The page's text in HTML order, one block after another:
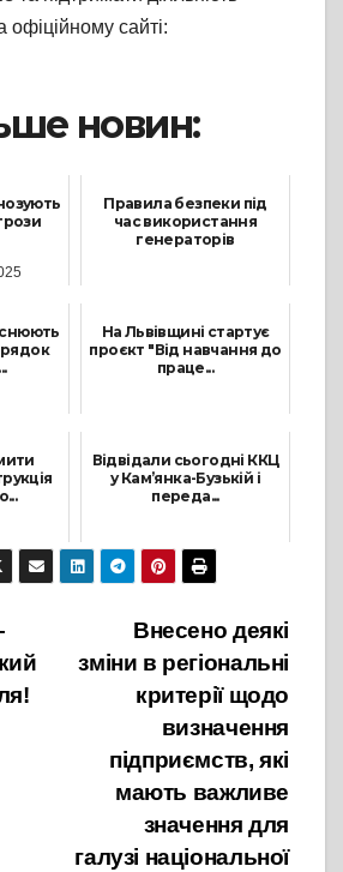
сайті:
новин:
Правила безпеки під
час використання
генераторів
На Львівщині стартує
проєкт "Від навчання до
праце...
Відвідали сьогодні ККЦ
у Кам’янка-Бузькій і
переда...
23 Грудня, 2022
Внесено деякі
зміни в регіональні
критерії щодо
визначення
підприємств, які
мають важливе
значення для
галузі національної